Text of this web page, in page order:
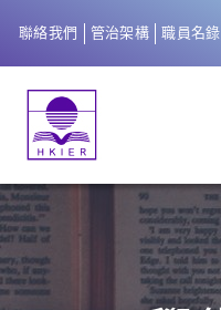
聯絡我們 管治架構 職員名錄